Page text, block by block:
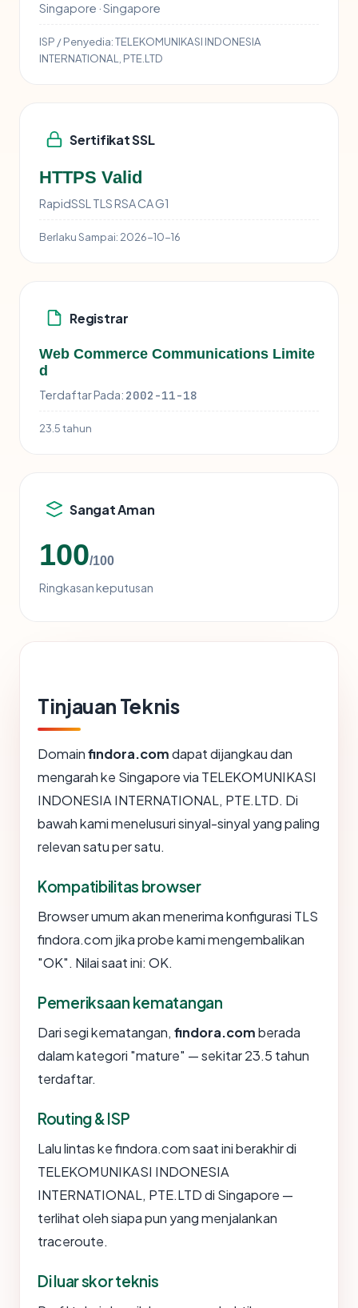
Singapore · Singapore
ISP / Penyedia:TELEKOMUNIKASI INDONESIA
INTERNATIONAL, PTE.LTD
Sertifikat SSL
HTTPS Valid
RapidSSL TLS RSA CA G1
Berlaku Sampai: 2026-10-16
Registrar
Web Commerce Communications Limite
d
Terdaftar Pada: 2002-11-18
23.5 tahun
Sangat Aman
100/100
Ringkasan keputusan
Tinjauan Teknis
Domainfindora.comdapat dijangkau dan
mengarah ke Singapore via TELEKOMUNIKASI
INDONESIA INTERNATIONAL, PTE.LTD. Di
bawah kami menelusuri sinyal-sinyal yang paling
relevan satu per satu.
Kompatibilitas browser
Browser umum akan menerima konfigurasi TLS
findora.com jika probe kami mengembalikan
"OK". Nilai saat ini: OK.
Pemeriksaan kematangan
Dari segi kematangan, findora.comberada
dalam kategori "mature" — sekitar 23.5 tahun
terdaftar.
Routing & ISP
Lalu lintas ke findora.com saat ini berakhir di
TELEKOMUNIKASI INDONESIA
INTERNATIONAL, PTE.LTD di Singapore —
terlihat oleh siapa pun yang menjalankan
traceroute.
Di luar skor teknis